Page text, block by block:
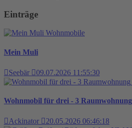
Einträge
Wohnmobile
Mein Muli
Seebär
09.07.2026 11:55:30
Wohnmobil für drei - 3 Raumwohnung
Ackinator
20.05.2026 06:46:18